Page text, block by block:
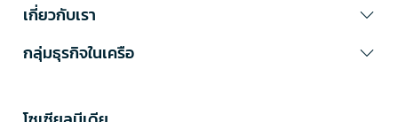
เกี่ยวกับเรา
กลุ่มธุรกิจในเครือ